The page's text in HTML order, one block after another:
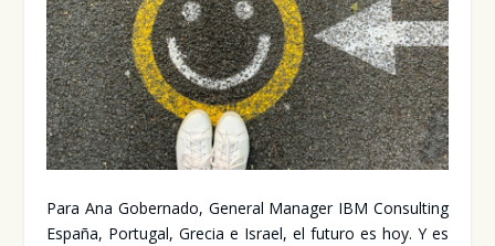
Para Ana Gober­na­do, Gene­ral Mana­ger IBM Con­sul­ting
Espa­ña, Por­tu­gal, Gre­cia e Israel, el futu­ro es hoy. Y es